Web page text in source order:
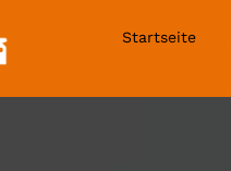
Startseite